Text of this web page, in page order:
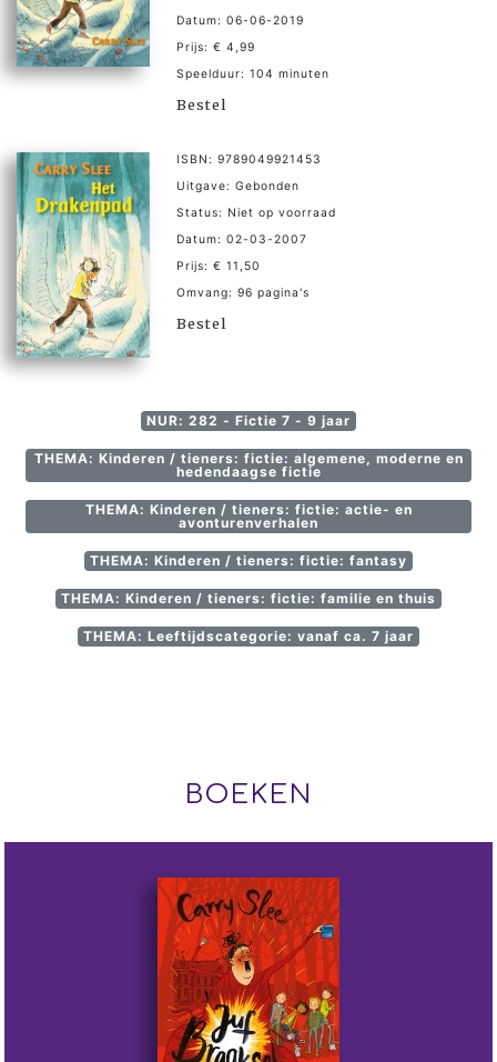
Datum: 06-06-2019
Prijs: € 4,99
Speelduur: 104 minuten
Bestel
ISBN: 9789049921453
Uitgave: Gebonden
Status: Niet op voorraad
Datum: 02-03-2007
Prijs: € 11,50
Omvang: 96 pagina's
Bestel
NUR: 282 - Fictie 7 - 9 jaar
THEMA: Kinderen / tieners: fictie: algemene, moderne en
hedendaagse fictie
THEMA: Kinderen / tieners: fictie: actie- en
avonturenverhalen
THEMA: Kinderen / tieners: fictie: fantasy
THEMA: Kinderen / tieners: fictie: familie en thuis
THEMA: Leeftijdscategorie: vanaf ca. 7 jaar
BOEKEN